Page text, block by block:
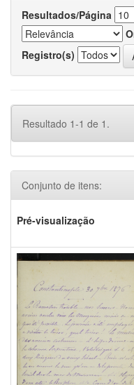
Resultados/Página
Registro(s)
Resultado 1-1 de 1.
Conjunto de itens:
Pré-visualização